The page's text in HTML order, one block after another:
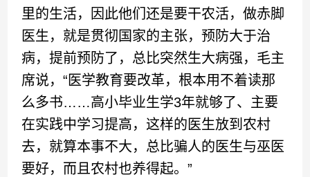
里的生活，因此他们还是要干农活，做赤脚
医生，就是贯彻国家的主张，预防大于治
病，提前预防了，总比突然生大病强，毛主
席说，“医学教育要改革，根本用不着读那
么多书……高小毕业生学3年就够了、主要
在实践中学习提高，这样的医生放到农村
去，就算本事不大，总比骗人的医生与巫医
要好，而且农村也养得起。”